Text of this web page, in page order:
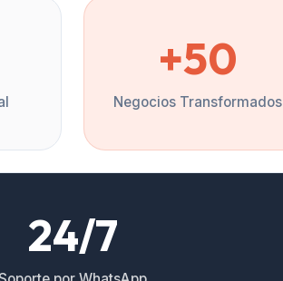
+50
Negocios Transformados
24/7